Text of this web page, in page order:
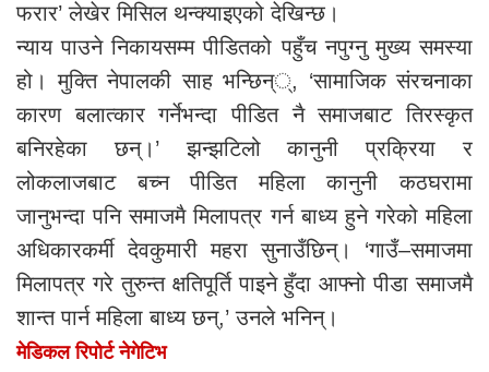
फरार’ लेखेर मिसिल थन्क्याइएको देखिन्छ।
न्याय पाउने निकायसम्म पीडितको पहुँच नपुग्नु मुख्य समस्या
हो। मुक्ति नेपालकी साह भन्छिन््, ‘सामाजिक संरचनाका
कारण बलात्कार गर्नेभन्दा पीडित नै समाजबाट तिरस्कृत
बनिरहेका छन्।’ झन्झटिलो कानुनी प्रक्रिया र
लोकलाजबाट बच्न पीडित महिला कानुनी कठघरामा
जानुभन्दा पनि समाजमै मिलापत्र गर्न बाध्य हुने गरेको महिला
अधिकारकर्मी देवकुमारी महरा सुनाउँछिन्। ‘गाउँ–समाजमा
मिलापत्र गरे तुरुन्त क्षतिपूर्ति पाइने हुँदा आफ्नो पीडा समाजमै
शान्त पार्न महिला बाध्य छन्,’ उनले भनिन्।
मेडिकल रिपोर्ट नेगेटिभ